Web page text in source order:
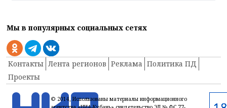
Мы в популярных социальных сетях
Контакты Лента регионов Реклама Политика ПД
Проекты
© 2014, Использованы материалы информационного